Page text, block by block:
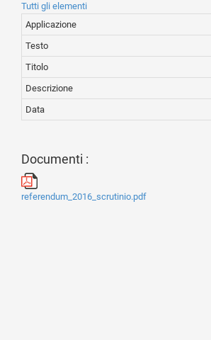
Tutti gli elementi
Applicazione
Testo
Titolo
Descrizione
Data
Documenti :
referendum_2016_scrutinio.pdf